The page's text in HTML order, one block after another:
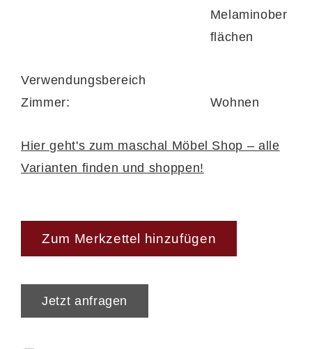
Pflegeleicht, robust und smart im Detail
Diemelaminbeschichteten Oberflächen
der Möbel sind kratzfest, pflegeleicht und
Gebrauch. Türen mit Schließdämpfungund
Schubladen mit Soft-Close-Funktion
ist präzise verarbeitet und steht für höchste
Stabilität und Qualität.
Melaminober
flächen
Verwendungsbereich
Zimmer:
Wohnen
Hier geht's zum maschal Möbel Shop – alle
Varianten finden und shoppen!
Zum Merkzettel hinzufügen
Jetzt anfragen